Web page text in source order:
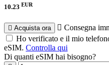
10.23 EUR
Acquista ora
Consegna
Ho verificato e il mio
eSIM. Controlla qui
Di quanti eSIM hai bisogno?